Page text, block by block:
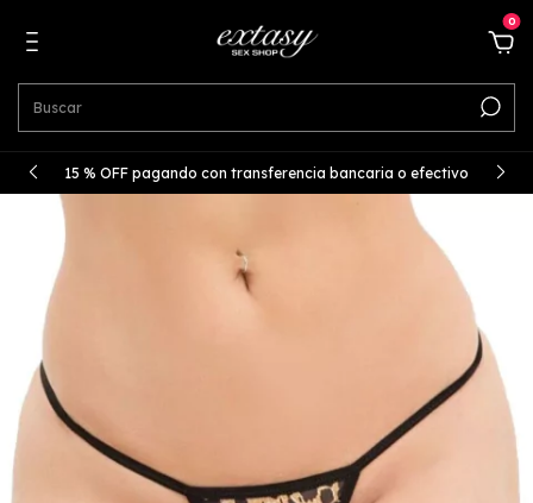
0
15 % OFF pagando con transferencia bancaria o efectivo